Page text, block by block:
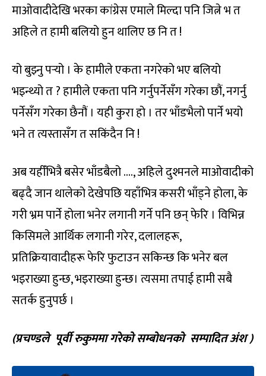
माओवादीदेखि भरका कांग्रेस एमाले मिल्दा पनि जित्ने भ त
अहिले त हामी बलियो हुन थालिए छ नि त !
यो बुझ्नु पर्‍यो । के हामीले एकता नगरेको भए बलियो
भइन्थ्यो त ? हामीले एकता पनि गर्नुपर्नेसँग गरेका छौं, नगर्नु
पर्नेसँग गरेका छैनौं । यही कुरा हो । तर भाँडभैलो पार्ने भयो
भने त त्यस्तासँग त सकिंदैन नि !
अब यहीँभित्रै बसेर भाँडबैलो …., अहिले दुश्मनले माओवादीको
बढ्दै जान थालेको देखेपछि यहाँभित्र कसरी भाँड्ने होला, के
गरी भ्रम पार्ने होला भनेर लगानी गर्ने पनि छन् फेरि । विभिन्न
किसिमले आर्थिक लगानी गरेर, दलालहरू,
प्रतिक्रियावादीहरू फेरि फुटाउन सकिन्छ कि भनेर बल
भइराख्या हुन्छ, भइराख्या हुन्छ। त्यसमा तपाई हामी सबै
सतर्क हुनुपर्छ ।
(प्रचण्डले पूर्वी रुकुममा गरेको सम्बोधनको सम्पादित अंश )